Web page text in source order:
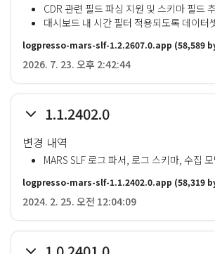
CDR 관련 필드 파싱 지원 및 스키마 필드
대시보드 내 시간 필터 적용되도록 데이터
logpresso-mars-slf-1.2.2607.0.app (58,589
2026. 7. 23. 오후 2:42:44
1.1.2402.0
변경 내역
MARS SLF 로그 파서, 로그 스키마, 수집
logpresso-mars-slf-1.1.2402.0.app (58,319
2024. 2. 25. 오전 12:04:09